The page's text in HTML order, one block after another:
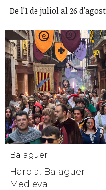
De l'1 de juliol al 26 d'agost
Balaguer
Harpia, Balaguer
Medieval